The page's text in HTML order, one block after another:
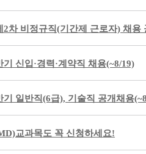
차 비정규직(기간제 근로자) 채용
신입·경력·계약직 채용(~8/19)
일반직(6급), 기술직 공개채용
교과목도 꼭 신청하세요!